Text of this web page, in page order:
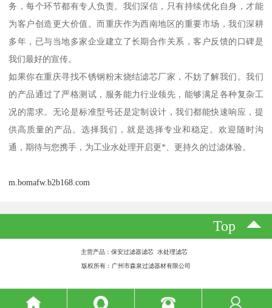
务，每个环节都有专人负责。我们深信，只有持续优化自身，才能
为客户创造更大价值。而重庆作为西南地区的重要市场，我们深耕
多年，已与当地多家企业建立了长期合作关系，客户反馈的口碑是
我们最好的宣传。
如果你在重庆寻找不锈钢粉末烧结滤芯厂家，不妨了解我们。我们
的产品通过了严格测试，服务能力行业领先，能够满足各种复杂工
况的需求。无论是标准型号还是定制设计，我们都能快速响应，提
供高质量的产品。选择我们，就是选择专业和稳定。欢迎随时沟
通，期待与您携手，为工业水处理开启更*、更持久的过滤体验。
m.bomafw.b2b168.com
Top
主营产品：保安过滤器滤芯 水处理滤芯
版权所有：广州市森泉过滤器材有限公司